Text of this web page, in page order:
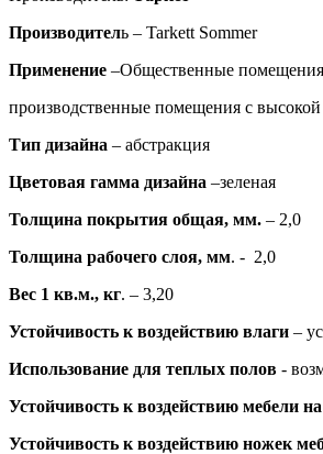
Производитель – Tarkett Sommer
Применение –Общественные помещения
производственные помещения с высокой
Тип дизайна – абстракция
Цветовая гамма дизайна –зеленая
Толщина покрытия общая, мм. – 2,0
Толщина рабочего слоя, мм. - 2,0
Вес 1 кв.м., кг. – 3,20
Устойчивость к воздействию влаги –
Использование для теплых полов -
Устойчивость к воздействию мебели
Устойчивость к воздействию ножек